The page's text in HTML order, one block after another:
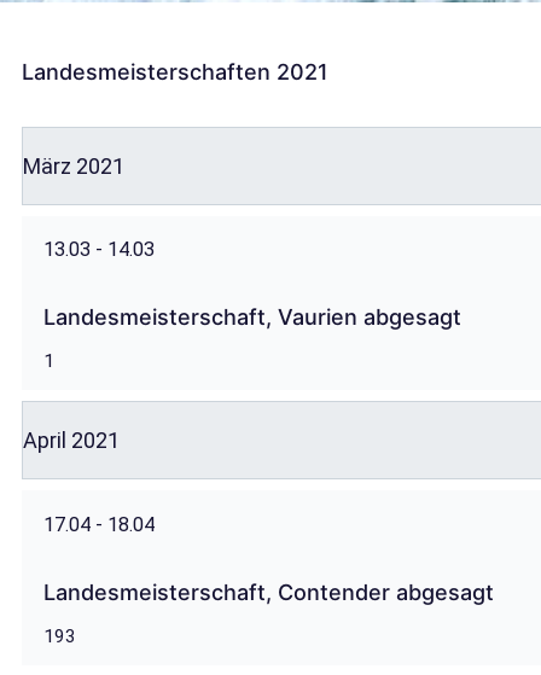
Landesmeisterschaften 2021
März 2021
13.03 - 14.03
Landesmeisterschaft, Vaurien abgesagt
1
April 2021
17.04 - 18.04
Landesmeisterschaft, Contender abgesagt
193